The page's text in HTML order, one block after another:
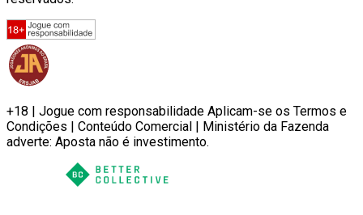
+18 | Jogue com responsabilidade Aplicam-se os Termos e
Condições | Conteúdo Comercial | Ministério da Fazenda
adverte: Aposta não é investimento.